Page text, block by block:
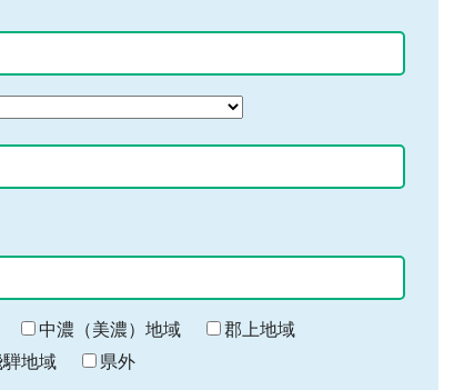
中濃（美濃）地域
郡上地域
騨地域 県外